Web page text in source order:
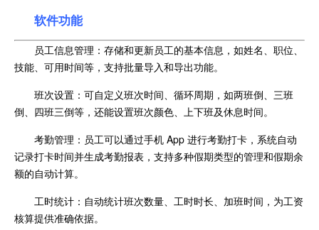
软件功能
员工信息管理：存储和更新员工的基本信息，如姓名、职位、
技能、可用时间等，支持批量导入和导出功能。
班次设置：可自定义班次时间、循环周期，如两班倒、三班
倒、四班三倒等，还能设置班次颜色、上下班及休息时间。
考勤管理：员工可以通过手机 App 进行考勤打卡，系统自动
记录打卡时间并生成考勤报表，支持多种假期类型的管理和假期余
额的自动计算。
工时统计：自动统计班次数量、工时时长、加班时间，为工资
核算提供准确依据。